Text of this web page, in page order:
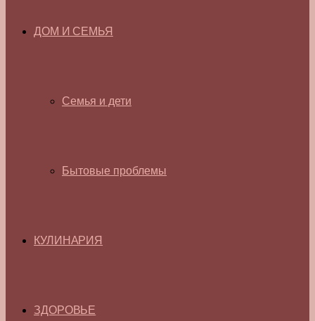
ДОМ И СЕМЬЯ
Семья и дети
Бытовые проблемы
КУЛИНАРИЯ
ЗДОРОВЬЕ